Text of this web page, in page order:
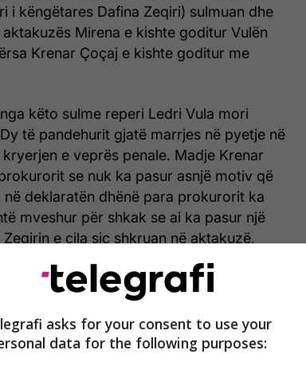
i këngëtares Dafina Zeqiri) sulmuan dhe
Mirena e kishte goditur Vulën
Krenar Çoçaj e kishte goditur me
këto sulme reperi Ledri Vula mori
të pandehurit gjatë marrjes në pyetje në
e veprës penale. Madje Krenar
se nuk ka pasur asnjë motiv që
në deklaratën dhënë para prokurorit ka
mveshur për shkak se ai ka pasur një
e cila siç shkruan në aktakuzë,
me Ledri Vulën.
asks for your consent to use your
data for the following purposes: